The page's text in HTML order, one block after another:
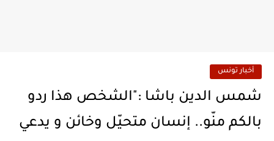
أخبار تونس
شمس الدين باشا :"الشخص هذا ردو
بالكم منّو.. إنسان متحيّل وخائن و يدعي